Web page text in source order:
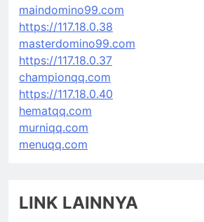
maindomino99.com
https://117.18.0.38
masterdomino99.com
https://117.18.0.37
championqq.com
https://117.18.0.40
hematqq.com
murniqq.com
menuqq.com
LINK LAINNYA